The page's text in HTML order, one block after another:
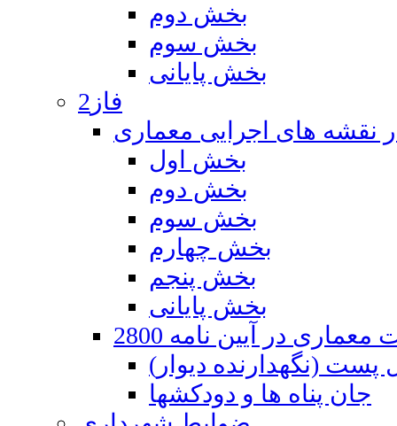
بخش دوم
بخش سوم
بخش پایانی
فاز2
نقشه های اجرایی معماری
بخش اول
بخش دوم
بخش سوم
بخش چهارم
بخش پنجم
بخش پایانی
در آیین نامه 2800
پست (نگهدارنده دیوار)
جان پناه ها و دودکشها